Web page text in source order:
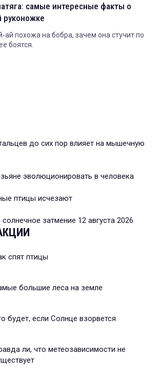
самые интересные факты о
руконожке
ай похожа на бобра, зачем она стучит по
боятся.
до сих пор влияет на мышечную
эволюционировать в человека
птицы исчезают
затмение 12 августа 2026
спят птицы
большие леса на земле
будет, если Солнце взорвется
ли, что метеозависимости не